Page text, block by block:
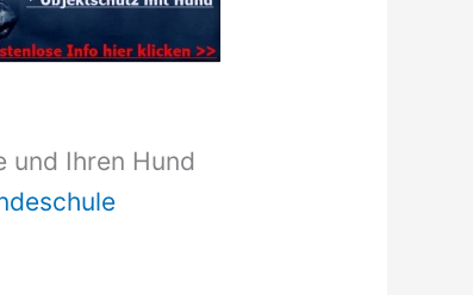
und Ihren Hund